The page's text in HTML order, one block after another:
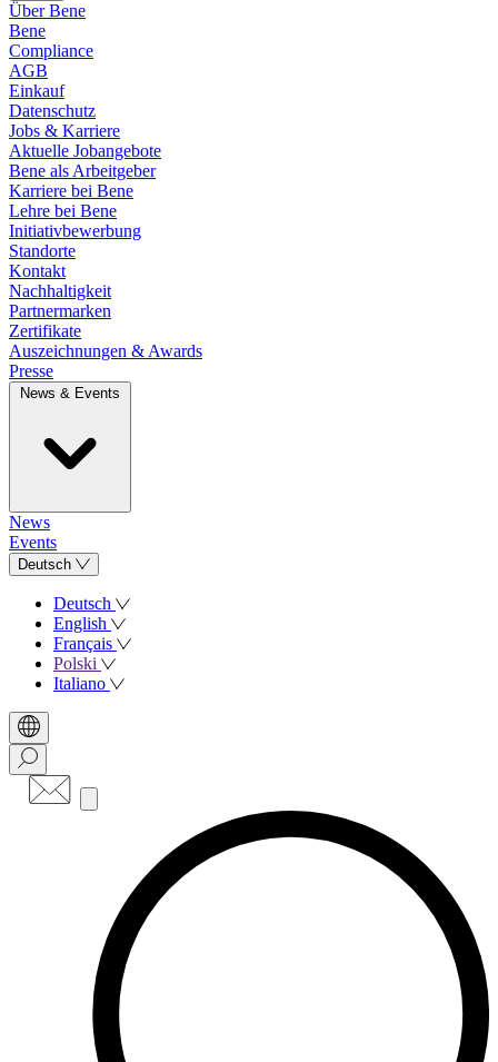
Über Bene
Bene
Compliance
AGB
Einkauf
Datenschutz
Jobs & Karriere
Aktuelle Jobangebote
Bene als Arbeitgeber
Karriere bei Bene
Lehre bei Bene
Initiativbewerbung
Standorte
Kontakt
Nachhaltigkeit
Partnermarken
Zertifikate
Auszeichnungen & Awards
Presse
News & Events
News
Events
Deutsch
Deutsch
English
Français
Polski
Italiano